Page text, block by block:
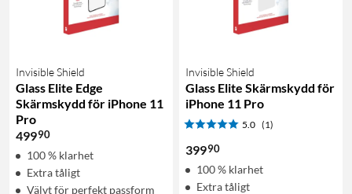
Invisible Shield
Glass Elite Edge
Skärmskydd för iPhone 11
Pro
49990
100 % klarhet
Extra tåligt
Välvt för perfekt passform
Invisible Shield
Glass Elite Skärmskydd för
iPhone 11 Pro
5.0 (1)
39990
100 % klarhet
Extra tåligt